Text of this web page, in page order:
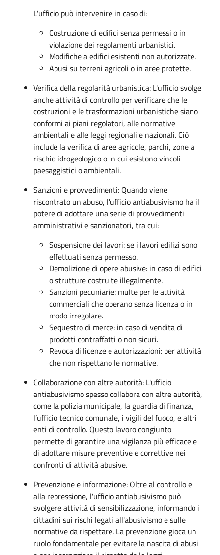
L'ufficio può intervenire in caso di:
Costruzione di edifici senza permessi o in
violazione dei regolamenti urbanistici.
Modifiche a edifici esistenti non autorizzate.
Abusi su terreni agricoli o in aree protette.
Verifica della regolarità urbanistica: L'ufficio svolge
anche attività di controllo per verificare che le
costruzioni e le trasformazioni urbanistiche siano
conformi ai piani regolatori, alle normative
ambientali e alle leggi regionali e nazionali. Ciò
include la verifica di aree agricole, parchi, zone a
rischio idrogeologico o in cui esistono vincoli
paesaggistici o ambientali.
Sanzioni e provvedimenti: Quando viene
riscontrato un abuso, l'ufficio antiabusivismo ha il
potere di adottare una serie di provvedimenti
amministrativi e sanzionatori, tra cui:
Sospensione dei lavori: se i lavori edilizi sono
effettuati senza permesso.
Demolizione di opere abusive: in caso di edifici
o strutture costruite illegalmente.
Sanzioni pecuniarie: multe per le attività
commerciali che operano senza licenza o in
modo irregolare.
Sequestro di merce: in caso di vendita di
prodotti contraffatti o non sicuri.
Revoca di licenze e autorizzazioni: per attività
che non rispettano le normative.
Collaborazione con altre autorità: L'ufficio
antiabusivismo spesso collabora con altre autorità,
come la polizia municipale, la guardia di finanza,
l’ufficio tecnico comunale, i vigili del fuoco, e altri
enti di controllo. Questo lavoro congiunto
permette di garantire una vigilanza più efficace e
di adottare misure preventive e correttive nei
confronti di attività abusive.
Prevenzione e informazione: Oltre al controllo e
alla repressione, l'ufficio antiabusivismo può
svolgere attività di sensibilizzazione, informando i
cittadini sui rischi legati all'abusivismo e sulle
normative da rispettare. La prevenzione gioca un
ruolo fondamentale per evitare la nascita di abusi